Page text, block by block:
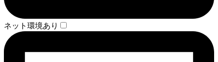
ネット環境あり